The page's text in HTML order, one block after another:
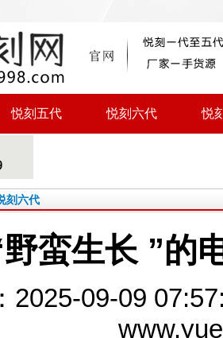
悦刻五代 悦刻六代 悦
刻六代
蛮生长 ”
2025-09-09